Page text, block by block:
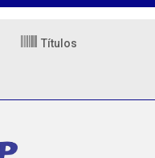
Títulos